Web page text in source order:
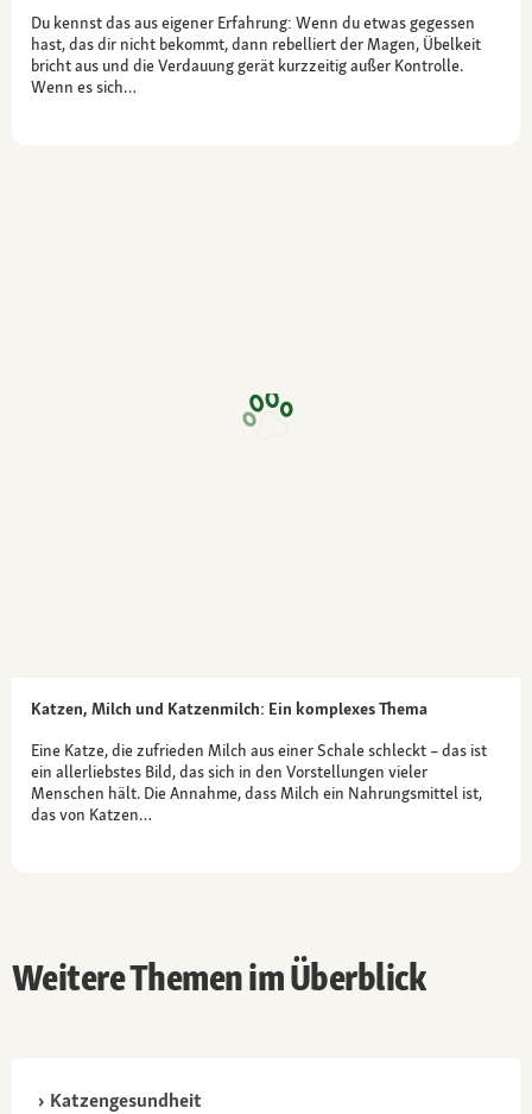
Du kennst das aus eigener Erfahrung: Wenn du etwas gegessen
hast, das dir nicht bekommt, dann rebelliert der Magen, Übelkeit
bricht aus und die Verdauung gerät kurzzeitig außer Kontrolle.
Wenn es sich…
Katzen, Milch und Katzenmilch: Ein komplexes Thema
Eine Katze, die zufrieden Milch aus einer Schale schleckt – das ist
ein allerliebstes Bild, das sich in den Vorstellungen vieler
Menschen hält. Die Annahme, dass Milch ein Nahrungsmittel ist,
das von Katzen…
Weitere Themen im Überblick
Katzengesundheit